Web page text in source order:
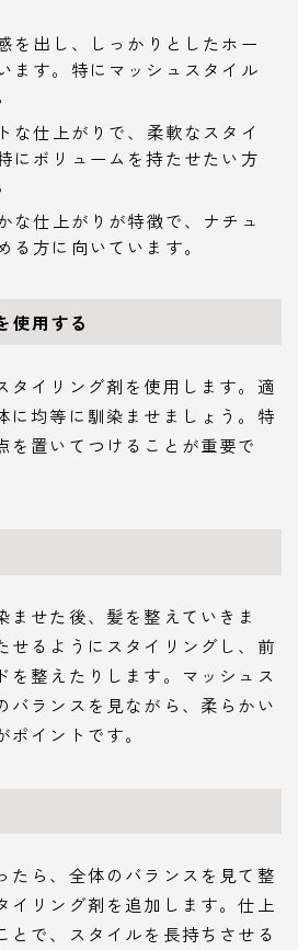
を出し、しっかりとしたホー
ます。特にマッシュスタイル
な仕上がりで、柔軟なスタイ
にボリュームを持たせたい方
な仕上がりが特徴で、ナチュ
る方に向いています。
使用する
タイリング剤を使用します。適
に均等に馴染ませましょう。特
を置いてつけることが重要で
ませた後、髪を整えていきま
せるようにスタイリングし、前
を整えたりします。マッシュス
バランスを見ながら、柔らかい
イントです。
たら、全体のバランスを見て整
イリング剤を追加します。仕上
とで、スタイルを長持ちさせる